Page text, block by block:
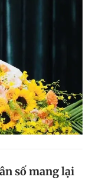
số mang lại